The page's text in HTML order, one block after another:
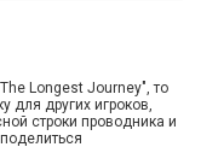
Longest Journey", то
для других игроков,
строки проводника и